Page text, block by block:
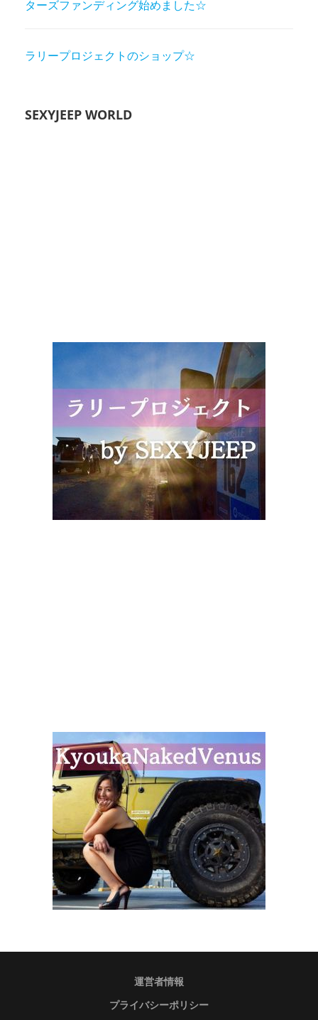
ターズファンディング始めました☆
ラリープロジェクトのショップ☆
SEXYJEEP WORLD
運営者情報
プライバシーポリシー